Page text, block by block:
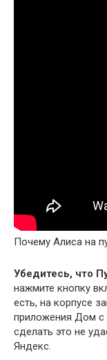
Почему Алиса на
Убедитесь, что
нажмите кнопку
есть, на корпусе
приложения Дом с
сделать это не
Яндекс.